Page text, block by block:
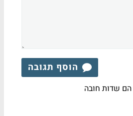
הוסף תגובה
הם שדות חובה